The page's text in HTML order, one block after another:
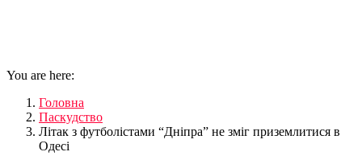
You are here:
Головна
Паскудство
Літак з футболістами “Дніпра” не зміг приземлитися в
Одесі